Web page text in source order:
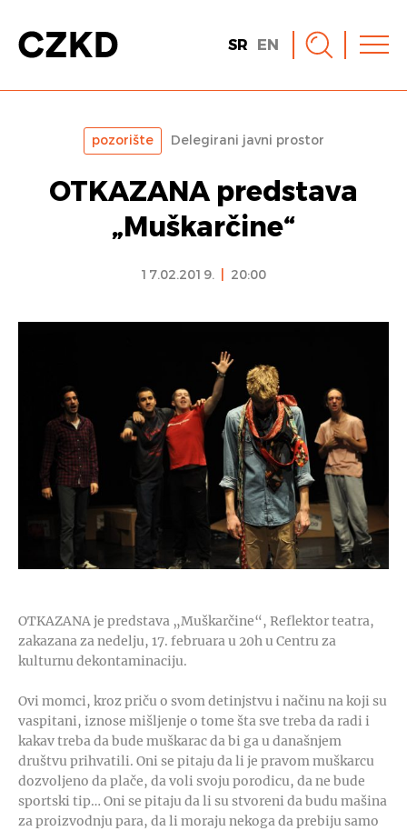
SR EN
pozorište Delegirani javni prostor
OTKAZANA predstava
„Muškarčine“
17.02.2019. 20:00
OTKAZANA je predstava „Muškarčine“, Reflektor teatra,
zakazana za nedelju, 17. februara u 20h u Centru za
kulturnu dekontaminaciju.
Ovi momci, kroz priču o svom detinjstvu i načinu na koji su
vaspitani, iznose mišljenje o tome šta sve treba da radi i
kakav treba da bude muškarac da bi ga u današnjem
društvu prihvatili. Oni se pitaju da li je pravom muškarcu
dozvoljeno da plače, da voli svoju porodicu, da ne bude
sportski tip… Oni se pitaju da li su stvoreni da budu mašina
za proizvodnju para, da li moraju nekoga da prebiju samo